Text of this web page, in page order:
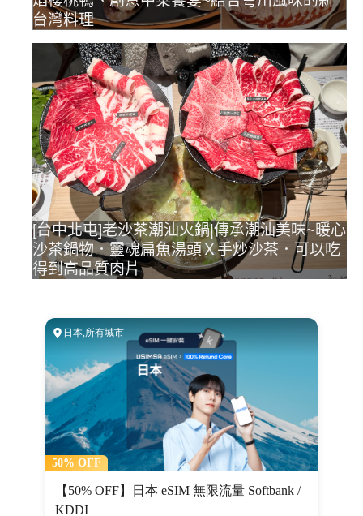
台灣料理
[台中北屯]老沙茶潮汕火鍋|傳承潮汕美味~暖心
沙茶鍋物．靈魂扁魚湯頭Ｘ手炒沙茶．可以吃
得到高品質肉片